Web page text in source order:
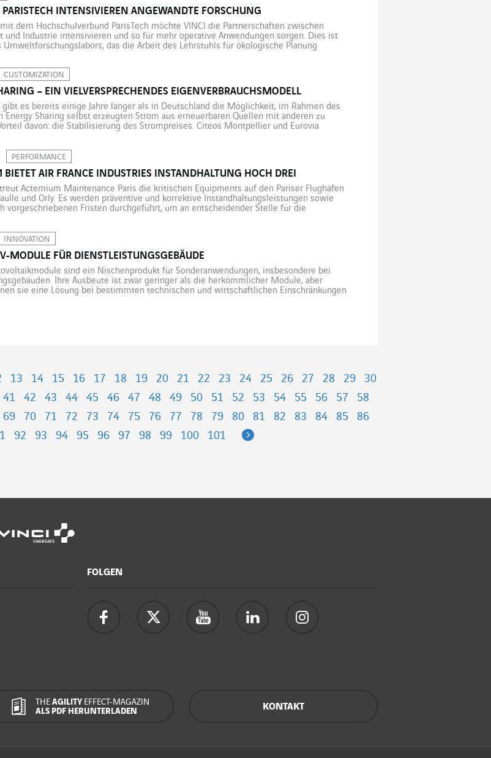
INTENSIVIEREN ANGEWANDTE FORSCHUNG
dem Hochschulverbund ParisTech möchte VINCI die Partnerschaften zwischen
und Industrie intensivieren und so für mehr operative Anwendungen sorgen. Dies ist
Umweltforschungslabors, das die Arbeit des Lehrstuhls für ökologische Planung
vom VINCI-Konzern gemeinsam mit ParisTech […]
CUSTOMIZATION
– EIN VIELVERSPRECHENDES EIGENVERBRAUCHSMODELL
gibt es bereits einige Jahre länger als in Deutschland die Möglichkeit, im Rahmen des
Energy Sharing selbst erzeugten Strom aus erneuerbaren Quellen mit anderen zu
davon: die Stabilisierung des Strompreises. Citeos Montpellier und Eurovia
PERFORMANCE
AIR FRANCE INDUSTRIES INSTANDHALTUNG HOCH DREI
Actemium Maintenance Paris die kritischen Equipments auf den Pariser Flughäfen
und Orly. Es werden präventive und korrektive Instandhaltungsleistungen sowie
vorgeschriebenen Fristen durchgeführt, um an entscheidender Stelle für die
INNOVATION
MODULE FÜR DIENSTLEISTUNGSGEBÄUDE
sind ein Nischenprodukt für Sonderanwendungen, insbesondere bei
Ihre Ausbeute ist zwar geringer als die herkömmlicher Module, aber
sie eine Lösung bei bestimmten technischen und wirtschaftlichen Einschränkungen
13 14 15 16 17 18 19 20 21 22 23 24 25 26 27 28 29
30
41 42 43 44 45 46 47 48 49 50 51 52 53 54 55 56 57
58
69 70 71 72 73 74 75 76 77 78 79 80 81 82 83 84 85
86
92 93 94 95 96 97 98 99 100 101 Next
FOLGEN
THEAGILITY EFFECT-MAGAZIN
ALS PDF HERUNTERLADEN
KONTAKT